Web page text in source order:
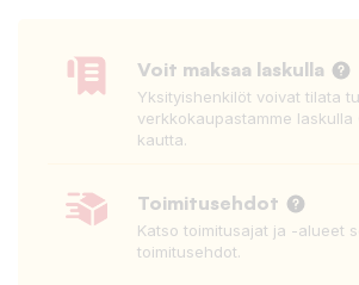
Voit maksaa laskulla
Yksityishenkilöt voivat tilata
verkkokaupastamme laskulla
kautta.
Toimitusehdot
Katso toimitusajat ja -alueet
toimitusehdot.